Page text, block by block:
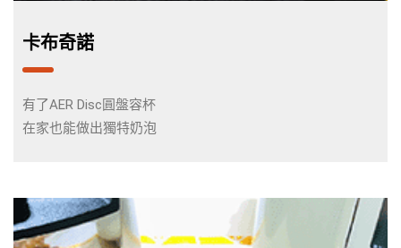
卡布奇諾
有了AER Disc圓盤容杯
在家也能做出獨特奶泡